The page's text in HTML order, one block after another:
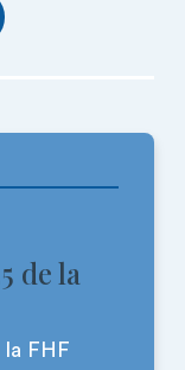
de la
la FHF